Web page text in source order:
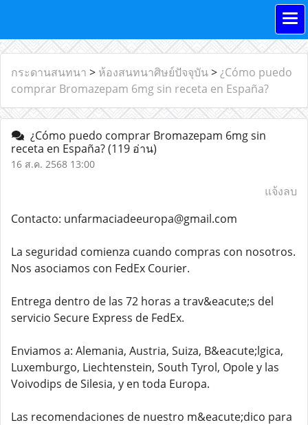
กระดานสนทนา > ห้องสนทนาศิษย์ปัจจุบัน>¿Cómo puedo
comprar Bromazepam 6mg sin receta en España?
¿Cómo puedo comprar Bromazepam 6mg sin
receta en España?(119 อ่าน)
16 ส.ค. 2568 13:00
แจ้งลบ
Contacto: unfarmaciadeeuropa@gmail.com
La seguridad comienza cuando compras con nosotros.
Nos asociamos con FedEx Courier.
Entrega dentro de las 72 horas a trav&eacute;s del
servicio Secure Express de FedEx.
Enviamos a: Alemania, Austria, Suiza, B&eacute;lgica,
Luxemburgo, Liechtenstein, South Tyrol, Opole y las
Voivodips de Silesia, y en toda Europa.
Las recomendaciones de nuestro m&eacute;dico para